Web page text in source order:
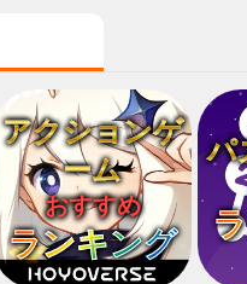
アクションゲ
ーム
おすすめ
ランキング
パ